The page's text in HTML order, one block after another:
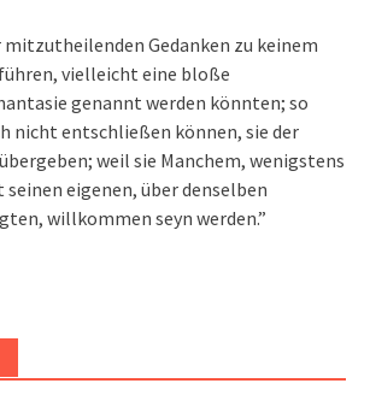
mitzutheilenden Gedanken zu keinem
vielleicht eine bloße
genannt werden könnten; so
nicht entschließen können, sie der
weil sie Manchem, wenigstens
eigenen, über denselben
willkommen seyn werden.”